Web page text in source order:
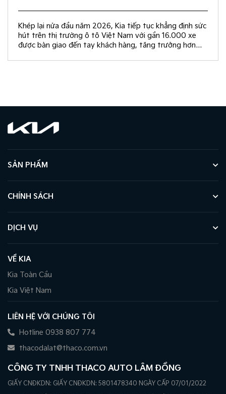
Khép lại nửa đầu năm 2026, Kia tiếp tục khẳng định sức
hút trên thị trường ô tô Việt Nam với gần 16.000 xe
được bàn giao đến tay khách hàng, tăng trưởng hơn
SẢN PHẨM
CHÍNH SÁCH
DỊCH VỤ
VỀ KIA
Kia Toàn Cầu
Kia Việt Nam
LIÊN HỆ VỚI CHÚNG TÔI
Hotline 0938 807 774
thacodalat@thaco.com.vn
CÔNG TY TNHH THACO AUTO LÂM ĐỒNG
GIẤY CNĐKDN: GIẤY CNĐKDN: 5801478340 NGÀY CẤP 07/01/2022